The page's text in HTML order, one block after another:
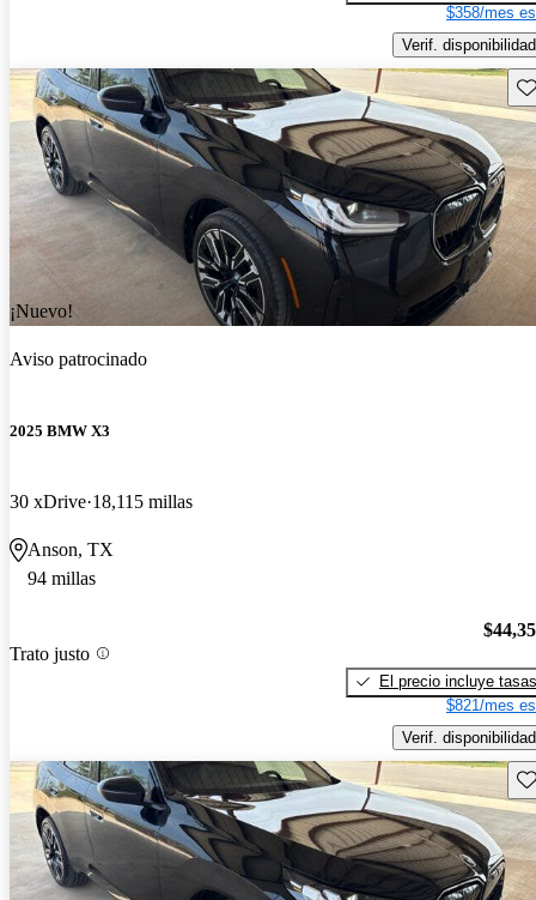
$358/mes
Verif. disponibilidad
¡Nuevo!
Aviso patrocinado
2025 BMW X3
30 xDrive 18,115 millas
Anson, TX
94 millas
Trato justo
El precio incluye tasas
$821/mes
Verif. disponibilidad